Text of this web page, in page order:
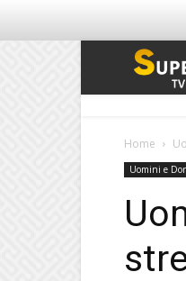
Home
Uomini e